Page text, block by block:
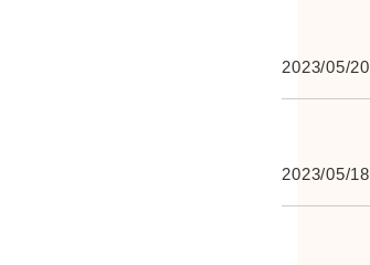
2023/05/20
2023/05/18